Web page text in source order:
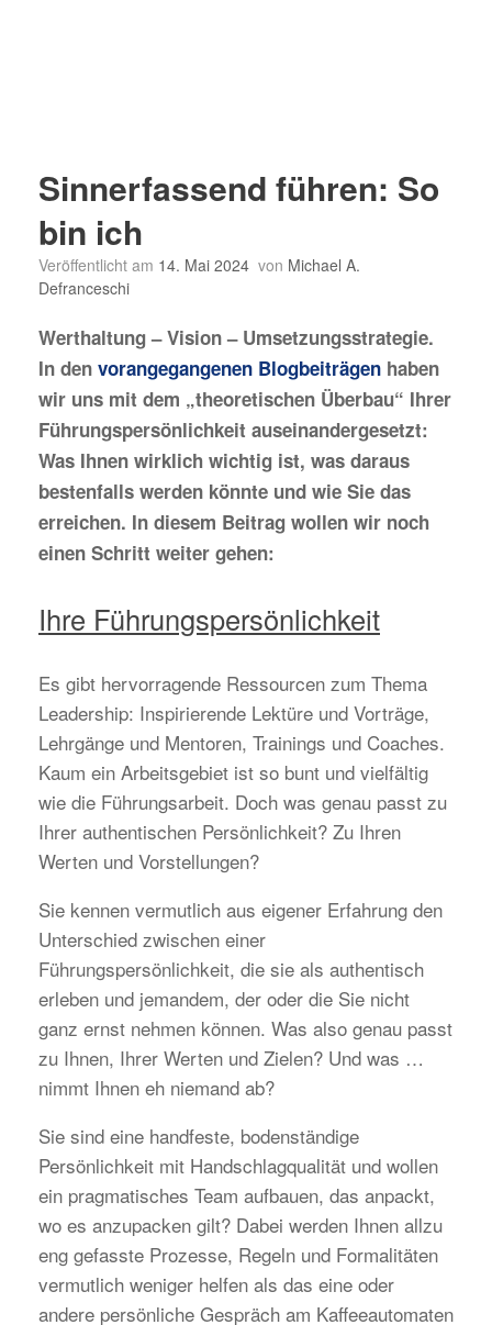
Sinnerfassend führen: So
bin ich
Veröffentlicht am 14. Mai 2024 von Michael A.
Defranceschi
Werthaltung – Vision – Umsetzungsstrategie.
In den vorangegangenen Blogbeiträgen haben
wir uns mit dem „theoretischen Überbau“ Ihrer
Führungspersönlichkeit auseinandergesetzt:
Was Ihnen wirklich wichtig ist, was daraus
bestenfalls werden könnte und wie Sie das
erreichen. In diesem Beitrag wollen wir noch
einen Schritt weiter gehen:
Ihre Führungspersönlichkeit
Es gibt hervorragende Ressourcen zum Thema
Leadership: Inspirierende Lektüre und Vorträge,
Lehrgänge und Mentoren, Trainings und Coaches.
Kaum ein Arbeitsgebiet ist so bunt und vielfältig
wie die Führungsarbeit. Doch was genau passt zu
Ihrer authentischen Persönlichkeit? Zu Ihren
Werten und Vorstellungen?
Sie kennen vermutlich aus eigener Erfahrung den
Unterschied zwischen einer
Führungspersönlichkeit, die sie als authentisch
erleben und jemandem, der oder die Sie nicht
ganz ernst nehmen können. Was also genau passt
zu Ihnen, Ihrer Werten und Zielen? Und was …
nimmt Ihnen eh niemand ab?
Sie sind eine handfeste, bodenständige
Persönlichkeit mit Handschlagqualität und wollen
ein pragmatisches Team aufbauen, das anpackt,
wo es anzupacken gilt? Dabei werden Ihnen allzu
eng gefasste Prozesse, Regeln und Formalitäten
vermutlich weniger helfen als das eine oder
andere persönliche Gespräch am Kaffeeautomaten